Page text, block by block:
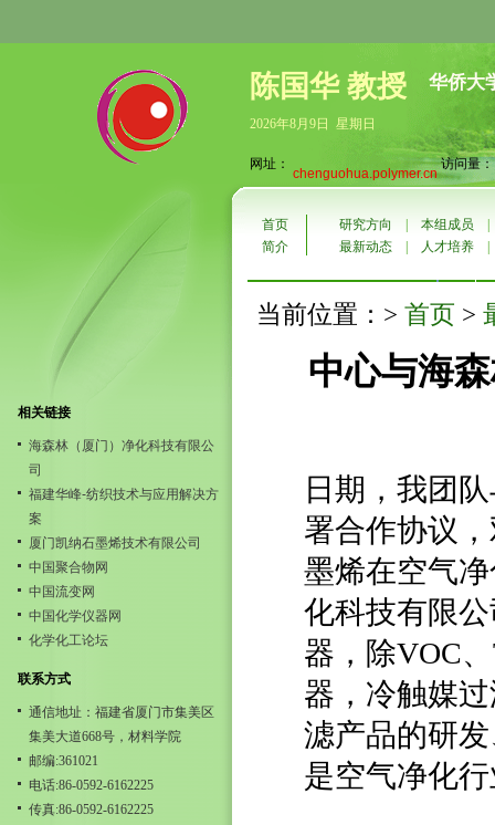
陈国华 教授 华侨大
2026年8月9日 星期日
网址： chenguohua.polymer.cn访问量
相关链接
海森林（厦门）净化科技有限公
司
福建华峰-纺织技术与应用解决方
案
厦门凯纳石墨烯技术有限公司
中国聚合物网
中国流变网
中国化学仪器网
化学化工论坛
联系方式
通信地址：福建省厦门市集美区
集美大道668号，材料学院
邮编:361021
电话:86-0592-6162225
传真:86-0592-6162225
首页 研究方向 本组成员
简介
最新动态 人才培养
当前位置：> 首页 >
中心与海
日期，我团
署合作协议
墨烯在空气
化科技有限
器，除VOC
器，冷触媒
滤产品的研
是空气净化